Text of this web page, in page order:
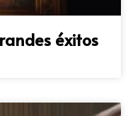
éxitos